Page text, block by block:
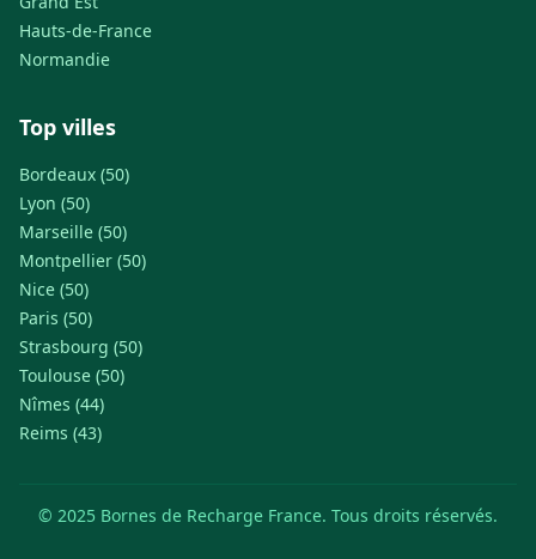
Hauts-de-France
Normandie
Top villes
Bordeaux (50)
Lyon (50)
Marseille (50)
Montpellier (50)
Nice (50)
Paris (50)
Strasbourg (50)
Toulouse (50)
Nîmes (44)
Reims (43)
© 2025 Bornes de Recharge France. Tous droits réservés.